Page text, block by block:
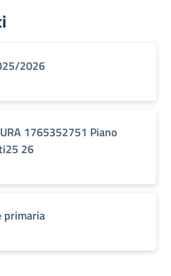
2026
1765352751 Piano
26
primaria